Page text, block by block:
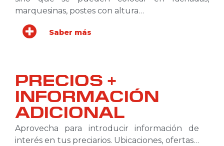
marquesinas, postes con altura…
Saber más
PRECIOS +
INFORMACIÓN
ADICIONAL
Aprovecha para introducir información de
interés en tus preciarios. Ubicaciones, ofertas…